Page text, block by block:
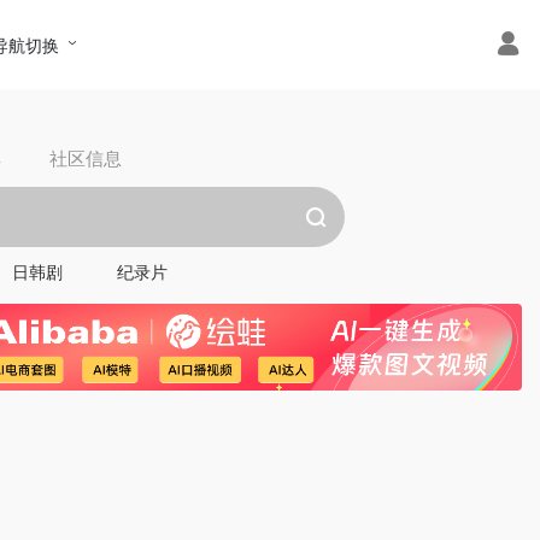
航切换
社区信息
日韩剧 纪录片